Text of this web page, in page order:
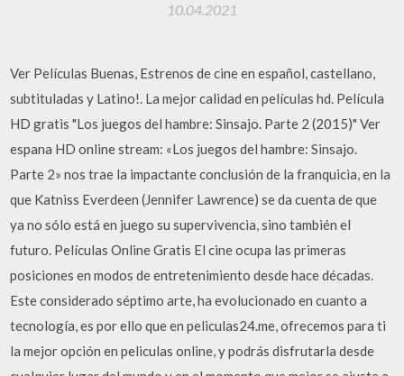
10.04.2021
Ver Películas Buenas, Estrenos de cine en español, castellano,
subtituladas y Latino!. La mejor calidad en películas hd. Película
HD gratis "Los juegos del hambre: Sinsajo. Parte 2 (2015)" Ver
espana HD online stream: «Los juegos del hambre: Sinsajo.
Parte 2» nos trae la impactante conclusión de la franquicia, en la
que Katniss Everdeen (Jennifer Lawrence) se da cuenta de que
ya no sólo está en juego su supervivencia, sino también el
futuro. Películas Online Gratis El cine ocupa las primeras
posiciones en modos de entretenimiento desde hace décadas.
Este considerado séptimo arte, ha evolucionado en cuanto a
tecnología, es por ello que en peliculas24.me, ofrecemos para ti
la mejor opción en peliculas online, y podrás disfrutarla desde